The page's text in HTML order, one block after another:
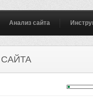
Анализ сайта